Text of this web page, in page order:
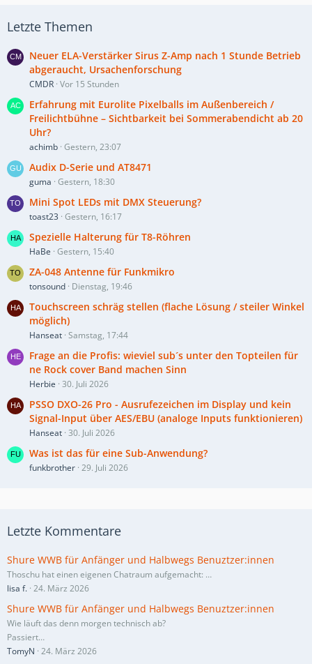
Letzte Themen
Neuer ELA-Verstärker Sirus Z-Amp nach 1 Stunde Betrieb
abgeraucht, Ursachenforschung
CMDR Vor 15 Stunden
Erfahrung mit Eurolite Pixelballs im Außenbereich /
Freilichtbühne – Sichtbarkeit bei Sommerabendicht ab 20
Uhr?
achimb Gestern, 23:07
Audix D-Serie und AT8471
guma Gestern, 18:30
Mini Spot LEDs mit DMX Steuerung?
toast23 Gestern, 16:17
Spezielle Halterung für T8-Röhren
HaBe Gestern, 15:40
ZA-048 Antenne für Funkmikro
tonsound Dienstag, 19:46
Touchscreen schräg stellen (flache Lösung / steiler Winkel
möglich)
Hanseat Samstag, 17:44
Frage an die Profis: wieviel sub´s unter den Topteilen für
ne Rock cover Band machen Sinn
Herbie 30. Juli 2026
PSSO DXO-26 Pro - Ausrufezeichen im Display und kein
Signal-Input über AES/EBU (analoge Inputs funktionieren)
Hanseat 30. Juli 2026
Was ist das für eine Sub-Anwendung?
funkbrother 29. Juli 2026
Letzte Kommentare
Shure WWB für Anfänger und Halbwegs Benuztzer:innen
Thoschu hat einen eigenen Chatraum aufgemacht: …
lisa f. 24. März 2026
Shure WWB für Anfänger und Halbwegs Benuztzer:innen
Wie läuft das denn morgen technisch ab?
Passiert…
TomyN 24. März 2026